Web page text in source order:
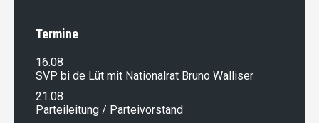
Termine
16.08
SVP bi de Lüt mit Nationalrat Bruno Walliser
21.08
Parteileitung / Parteivorstand